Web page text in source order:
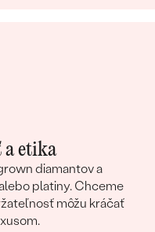
a etika
diamantov a
platiny. Chceme
môžu kráčať